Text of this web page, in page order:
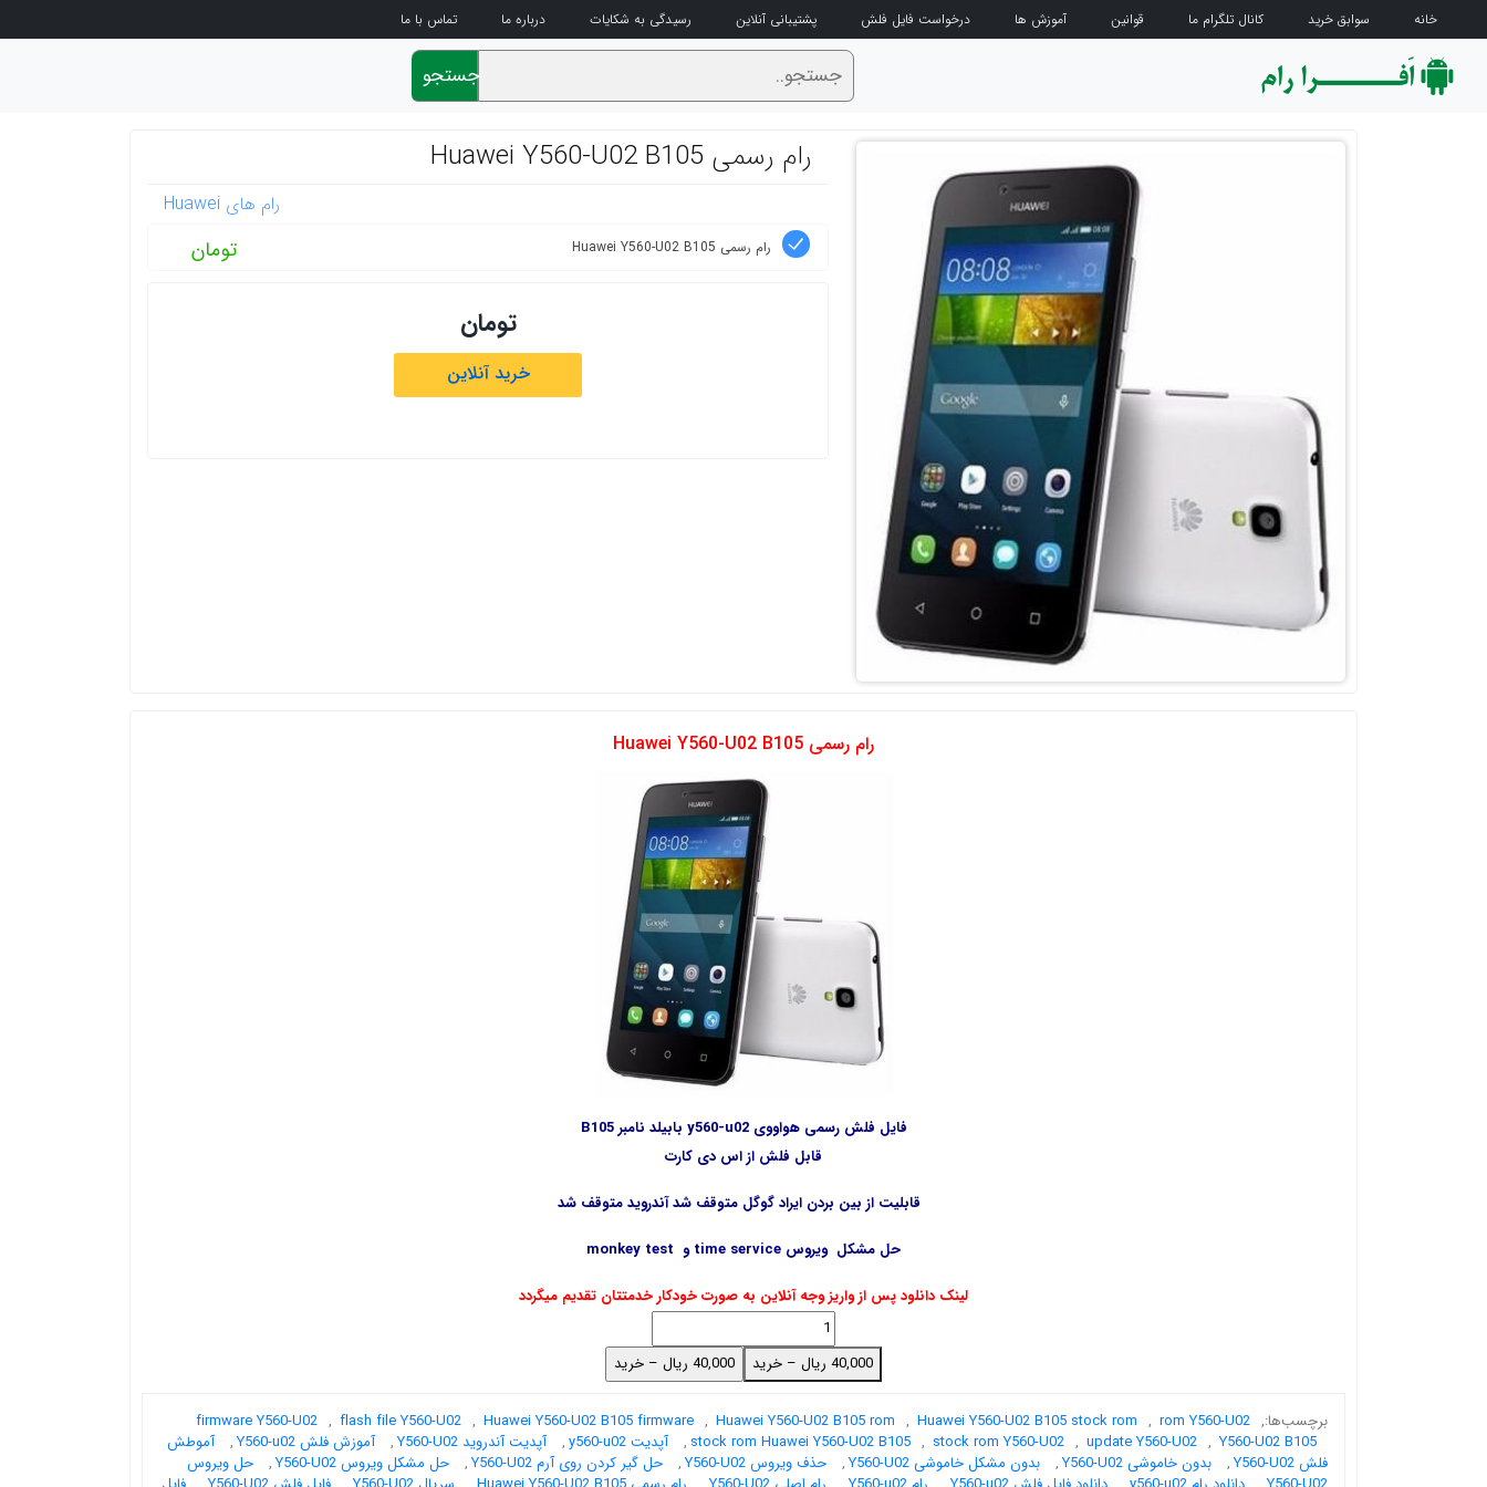
خانه سوابق خرید کانال تلگرام ما قوانین آموزش ها درخواست فایل فلش پشتیبانی آنلاین رسیدگی به شکایات درباره ما تماس با ما
جستجو
رام رسمی Huawei Y560-U02 B105
رام های Huawei
رام رسمی Huawei Y560-U02 B105 تومان
تومان
خرید آنلاین
رام رسمی Huawei Y560-U02 B105
فایل فلش رسمی هواووی y560-u02 بابیلد نامبر B105
قابل فلش از اس دی کارت
قابلیت از بین بردن ایراد گوگل متوقف شد آندروید متوقف شد
حل مشکل ویروس time service و monkey test
لینک دانلود پس از واریز وجه آنلاین به صورت خودکار خدمتتان تقدیم میگردد
40,000 ریال – خرید
برچسب‌ها: firmware Y560-U02 , flash file Y560-U02 , Huawei Y560-U02 B105 firmware , Huawei Y560-U02 B105 rom , Huawei Y560-U02 B105 stock rom , rom Y560-U02 ,
stock rom Huawei Y560-U02 B105 , stock rom Y560-U02 , update Y560-U02 , Y560-U02 B105
, آپدیت y560-u02 , آپدیت آندروید Y560-U02 , آموزش فلش Y560-u02 ,
آموطش
فلش Y560-U02
, بدون خاموشی Y560-U02 , بدون مشکل خاموشی Y560-U02 , حذف ویروس Y560-U02 , حل گیر کردن روی آرم Y560-U02 , حل مشکل ویروس Y560-U02 ,
حل ویروس